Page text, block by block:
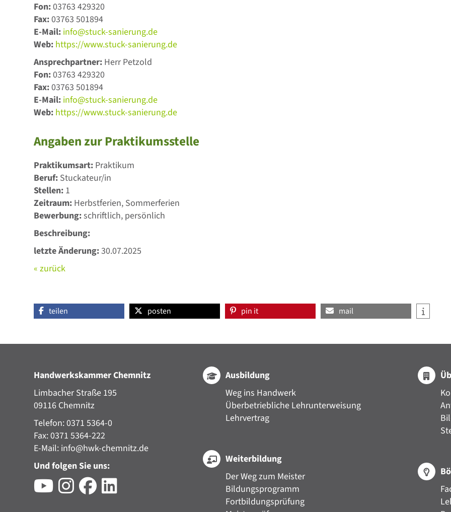
Fon:03763 429320
Fax:03763 501894
E-Mail: info@stuck-sanierung.de
Web: https://www.stuck-sanierung.de
Ansprechpartner: Herr Petzold
Fon:03763 429320
Fax:03763 501894
E-Mail: info@stuck-sanierung.de
Web: https://www.stuck-sanierung.de
Angaben zur Praktikumsstelle
Praktikumsart: Praktikum
Beruf: Stuckateur/in
Stellen: 1
Zeitraum: Herbstferien, Sommerferien
Bewerbung:schriftlich, persönlich
Beschreibung:
letzte Änderung:30.07.2025
« zurück
teilen posten pin it mail
Handwerkskammer Chemnitz
Limbacher Straße 195
09116 Chemnitz
Telefon: 0371 5364-0
Fax: 0371 5364-222
E-Mail: info@hwk-chemnitz.de
Und folgen Sie uns:
Ausbildung
Weg ins Handwerk
Überbetriebliche Lehrunterweisung
Lehrvertrag
Weiterbildung
Der Weg zum Meister
Bildungsprogramm
Fortbildungsprüfung